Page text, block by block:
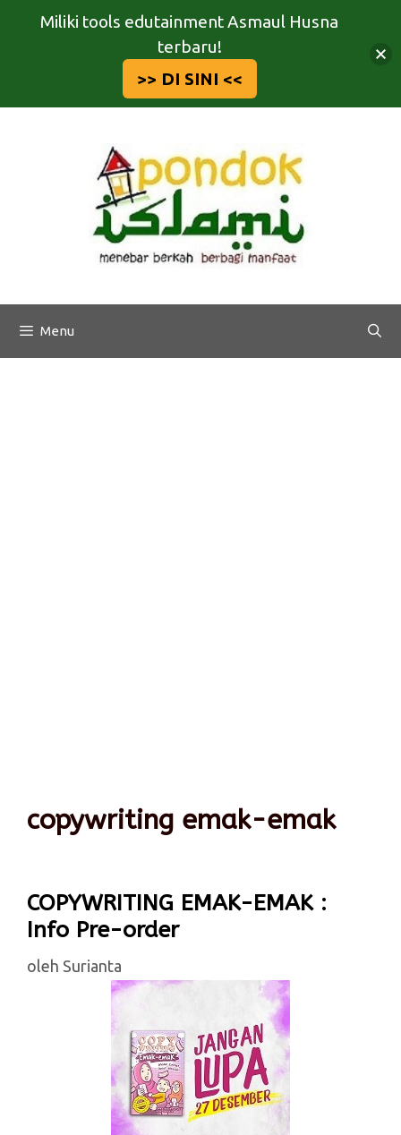
Menu
copywriting emak-emak
COPYWRITING EMAK-EMAK :
Info Pre-order
oleh Surianta
Miliki tools edutainment Asmaul Husna
terbaru!
>> DI SINI <<